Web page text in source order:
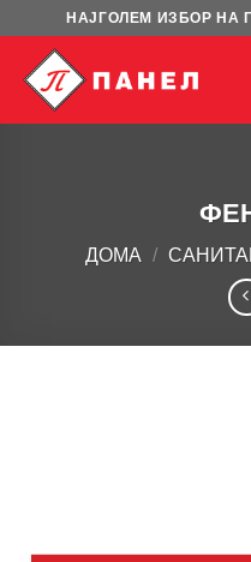
content
НАЈГОЛЕМ ИЗБОР НА
ДОМА /